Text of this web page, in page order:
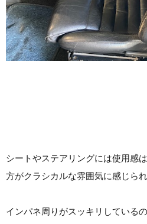
シートやステアリングには使用感
方がクラシカルな雰囲気に感じら
インパネ周りがスッキリしている